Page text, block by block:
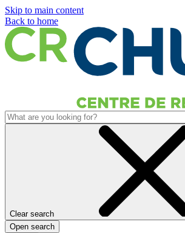
Skip to main content
Back to home
Clear search
Open search